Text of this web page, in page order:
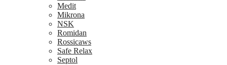
Medit
Mikrona
NSK
Romidan
Rossicaws
Safe Relax
Septol